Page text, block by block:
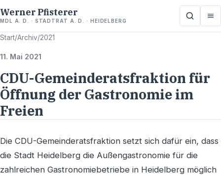
Werner Pfisterer
MDL A. D. · STADTRAT A. D. · HEIDELBERG
Start/Archiv/2021
11. Mai 2021
CDU-Gemeinderatsfraktion für
Öffnung der Gastronomie im
Freien
Die CDU-Gemeinderatsfraktion setzt sich dafür ein, dass
die Stadt Heidelberg die Außengastronomie für die
zahlreichen Gastronomiebetriebe in Heidelberg möglich